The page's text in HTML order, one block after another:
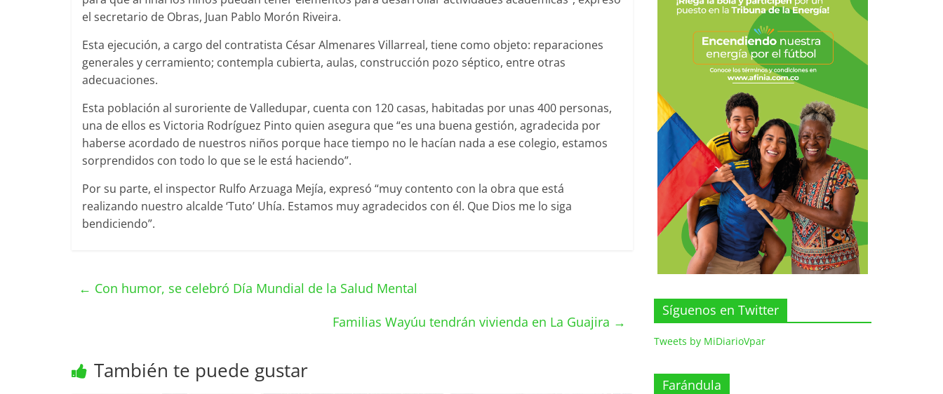
el secretario de Obras, Juan Pablo Morón Riveira.
Esta ejecución, a cargo del contratista César Almenares Villarreal, tiene como objeto: reparaciones
generales y cerramiento; contempla cubierta, aulas, construcción pozo séptico, entre otras
adecuaciones.
Esta población al suroriente de Valledupar, cuenta con 120 casas, habitadas por unas 400 personas,
una de ellos es Victoria Rodríguez Pinto quien asegura que “es una buena gestión, agradecida por
haberse acordado de nuestros niños porque hace tiempo no le hacían nada a ese colegio, estamos
sorprendidos con todo lo que se le está haciendo”.
Por su parte, el inspector Rulfo Arzuaga Mejía, expresó “muy contento con la obra que está
realizando nuestro alcalde ‘Tuto’ Uhía. Estamos muy agradecidos con él. Que Dios me lo siga
bendiciendo”.
← Con humor, se celebró Día Mundial de la Salud Mental
Familias Wayúu tendrán vivienda en La Guajira →
También te puede gustar
Síguenos en Twitter
Tweets by MiDiarioVpar
Farándula